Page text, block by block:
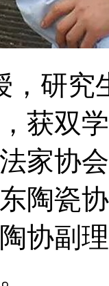
研究
获双
家协
陶瓷
协副
。